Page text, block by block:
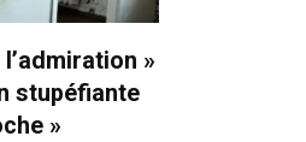
»
stupéfiante
»